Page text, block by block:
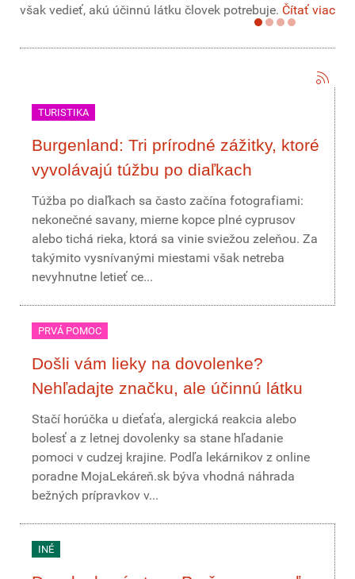
však vedieť, akú účinnú látku človek potrebuje. Čítať viac
TURISTIKA
Burgenland: Tri prírodné zážitky, ktoré
vyvolávajú túžbu po diaľkach
Túžba po diaľkach sa často začína fotografiami:
nekonečné savany, mierne kopce plné cyprusov
alebo tichá rieka, ktorá sa vinie sviežou zeleňou. Za
takýmito vysnívanými miestami však netreba
nevyhnutne letieť ce...
PRVÁ POMOC
Došli vám lieky na dovolenke?
Nehľadajte značku, ale účinnú látku
Stačí horúčka u dieťaťa, alergická reakcia alebo
bolesť a z letnej dovolenky sa stane hľadanie
pomoci v cudzej krajine. Podľa lekárnikov z online
poradne MojaLekáreň.sk býva vhodná náhrada
bežných prípravkov v...
INÉ